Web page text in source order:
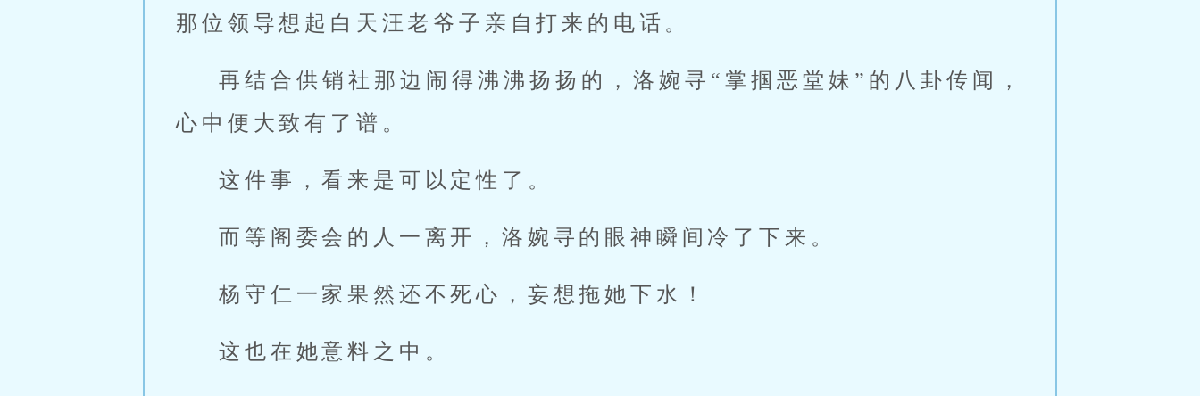
那位领导想起白天汪老爷子亲自打来的电话。
再结合供销社那边闹得沸沸扬扬的，洛婉寻“掌掴恶堂妹”的八卦传闻，
心中便大致有了谱。
这件事，看来是可以定性了。
而等阁委会的人一离开，洛婉寻的眼神瞬间冷了下来。
杨守仁一家果然还不死心，妄想拖她下水！
这也在她意料之中。